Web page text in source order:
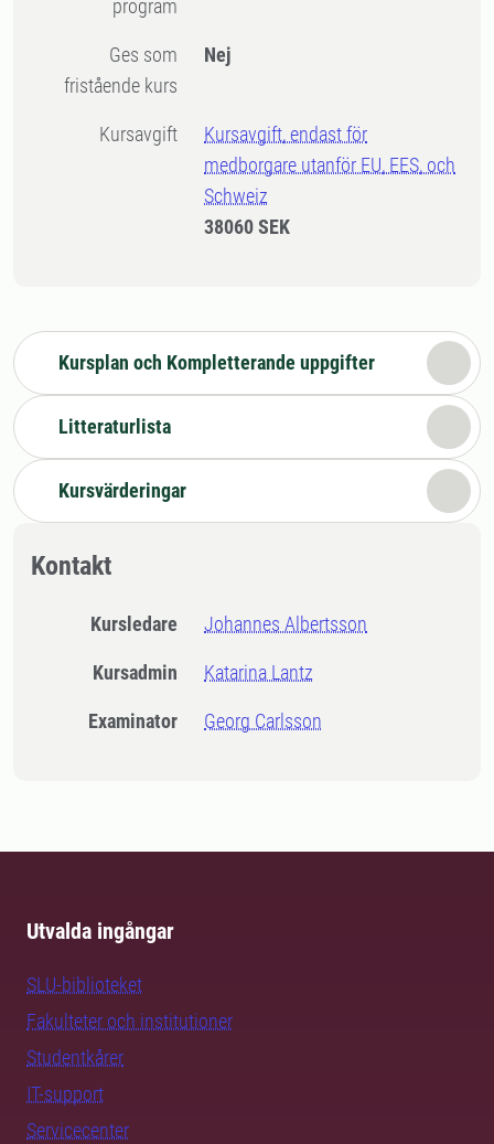
program
Ges som
fristående kurs
Nej
Kursavgift
Kursavgift, endast för
medborgare utanför EU, EES, och
Schweiz
38060 SEK
Kursplan och Kompletterande uppgifter
Litteraturlista
Kursvärderingar
Kontakt
Kursledare Johannes Albertsson
Kursadmin Katarina Lantz
Examinator Georg Carlsson
Utvalda ingångar
SLU-biblioteket
Fakulteter och institutioner
Studentkårer
IT-support
Servicecenter